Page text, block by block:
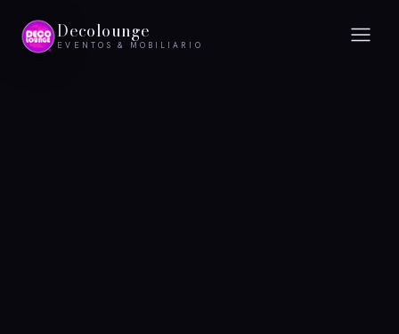
Decolounge
EVENTOS & MOBILIARIO